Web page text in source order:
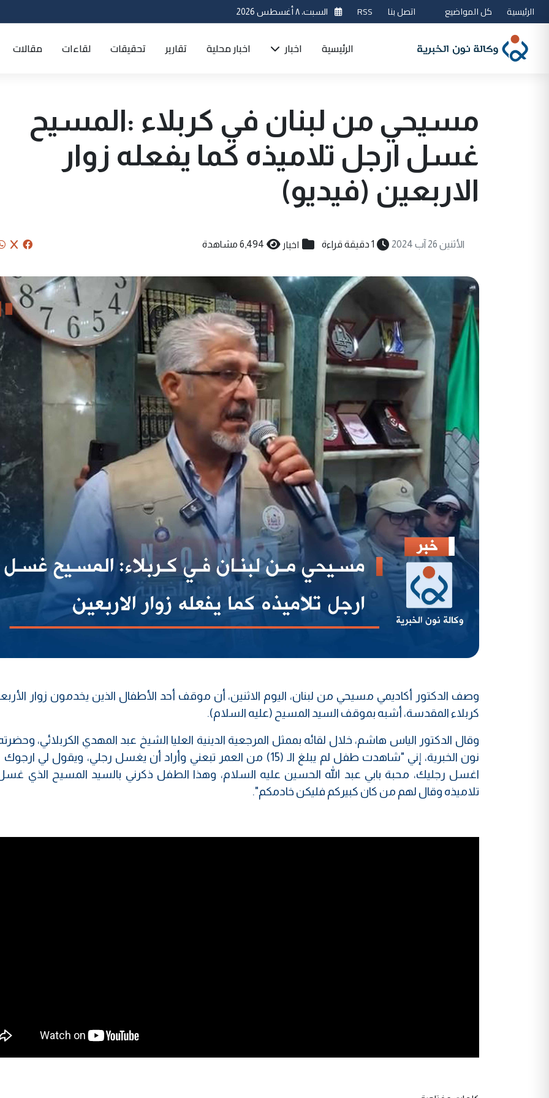
الرئيسية كل المواضيع اتصل بنا RSS السبت، ٨ أغسطس 2026
الرئيسية اخبار اخبار محلية تقارير تحقيقات لقاءات مقالات
مسيحي من لبنان في كربلاء :المسيح
غسل ارجل تلاميذه كما يفعله زوار
الاربعين (فيديو)
الأثنين 26 آب 2024 1 دقيقة قراءة اخبار 6,494 مشاهدة
وصف الدكتور أكاديمي مسيحي من لبنان، اليوم الاثنين، أن موقف أحد الأطفال الذين يخدمون زوار
كربلاء المقدسة، أشبه بموقف السيد المسيح (عليه السلام).
وقال الدكتور الياس هاشم، خلال لقائه بممثل المرجعية الدينية العليا الشيخ عبد المهدي الكربلائي،
نون الخبرية، إني "شاهدت طفل لم يبلغ الـ (15) من العمر تبعني وأراد أن يغسل رجلي، ويقول لي
اغسل رجليك، محبة بابي عبد الله الحسين عليه السلام، وهذا الطفل ذكرني بالسيد المسيح الذي
تلاميذه وقال لهم من كان كبيركم فليكن خادمكم".